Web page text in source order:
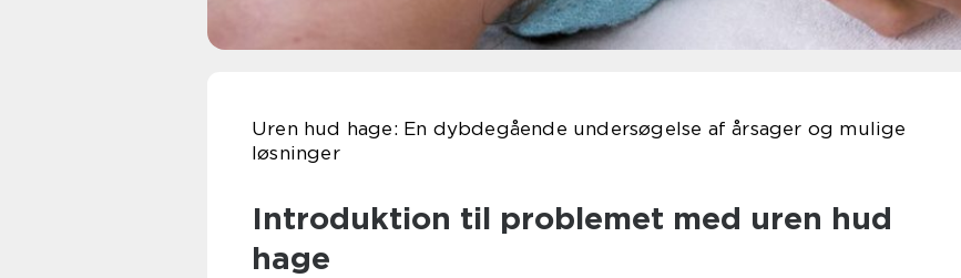
Uren hud hage: En dybdegående undersøgelse af årsager og mulige
løsninger
Introduktion til problemet med uren hud
hage